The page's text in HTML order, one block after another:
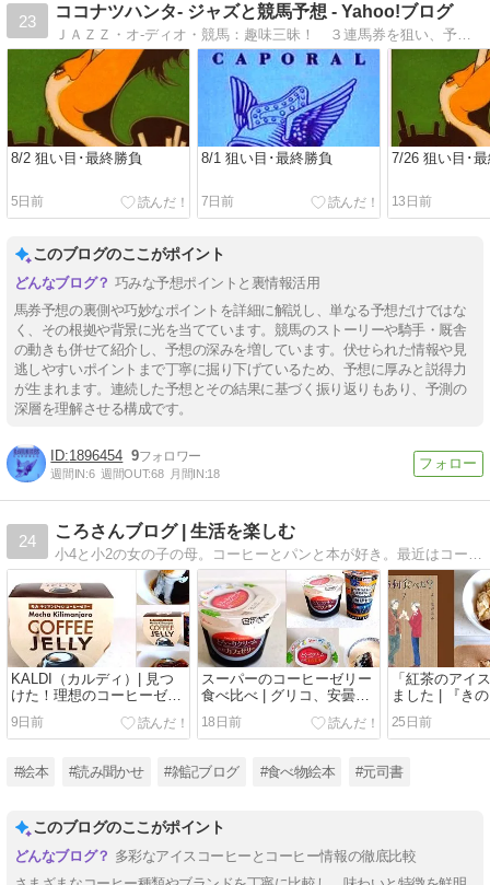
23
ココナツハンタ- ジャズと競馬予想 - Yahoo!ブログ
ＪＡＺＺ・オ-ディオ・競馬：趣味三昧！ ３連馬券を狙い、予想しっぱなしにせず結果も追記
8/2 狙い目･最終勝負
5日前
8/1 狙い目･最終勝負
7日前
7/26 狙い目･
13日前
このブログのここがポイント
巧みな予想ポイントと裏情報活用
馬券予想の裏側や巧妙なポイントを詳細に解説し、単なる予想だけではな
く、その根拠や背景に光を当てています。競馬のストーリーや騎手・厩舎
の動きも併せて紹介し、予想の深みを増しています。伏せられた情報や見
逃しやすいポイントまで丁寧に掘り下げているため、予想に厚みと説得力
が生まれます。連続した予想とその結果に基づく振り返りもあり、予測の
深層を理解させる構成です。
1896454 9
週間IN:6 週間OUT:68 月間IN:18
24
ころさんブログ | 生活を楽しむ
小4と小2の女の子の母。コーヒーとパンと本が好き。最近はコーヒーの話題多め。
KALDI（カルディ）| 見つ
けた！理想のコーヒーゼリ
ー！
9日前
スーパーのコーヒーゼリー
食べ比べ | グリコ、安曇野
食品工房
18日前
「紅茶のアイ
ました | 『き
た？』7巻より
25日前
#絵本 #読み聞かせ #雑記ブログ #食べ物絵本 #元司書
このブログのここがポイント
多彩なアイスコーヒーとコーヒー情報の徹底比較